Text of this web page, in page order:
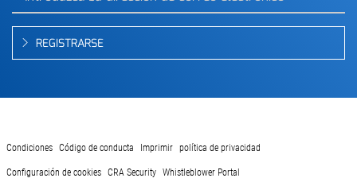
REGISTRARSE
Condiciones Código de conducta Imprimir política de privacidad
Configuración de cookies CRA Security Whistleblower Portal